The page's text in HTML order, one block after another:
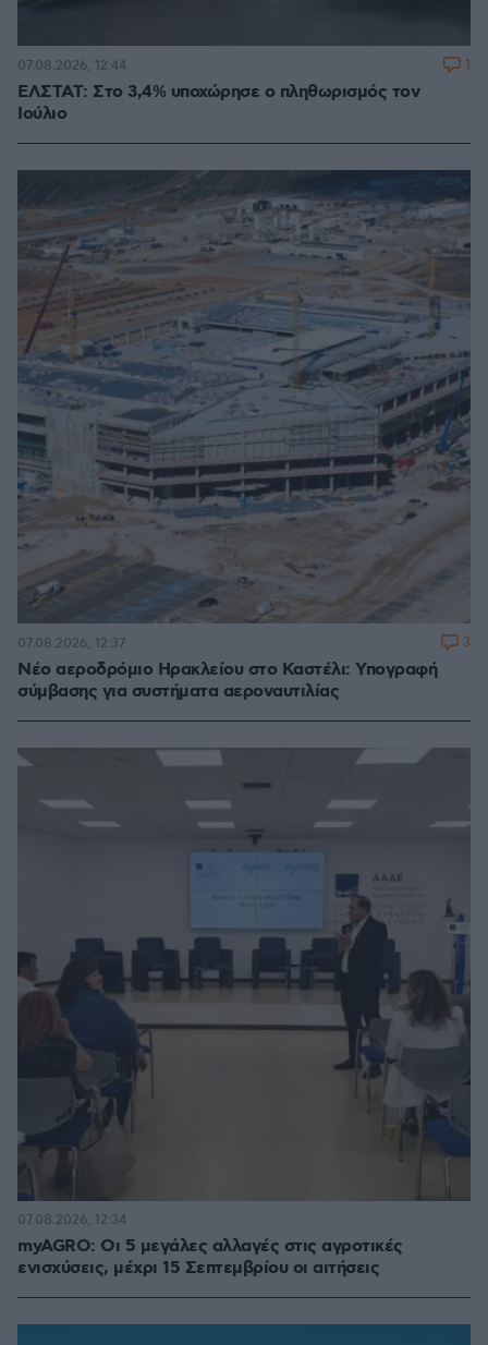
ΕΛΣΤΑΤ: Στο 3,4% υποχώρησε ο πληθωρισμός τον
Ιούλιο
07.08.2026, 12:44 1
Νέο αεροδρόμιο Ηρακλείου στο Καστέλι: Υπογραφή
σύμβασης για συστήματα αεροναυτιλίας
07.08.2026, 12:37 3
myAGRO: Οι 5 μεγάλες αλλαγές στις αγροτικές
ενισχύσεις, μέχρι 15 Σεπτεμβρίου οι αιτήσεις
07.08.2026, 12:34